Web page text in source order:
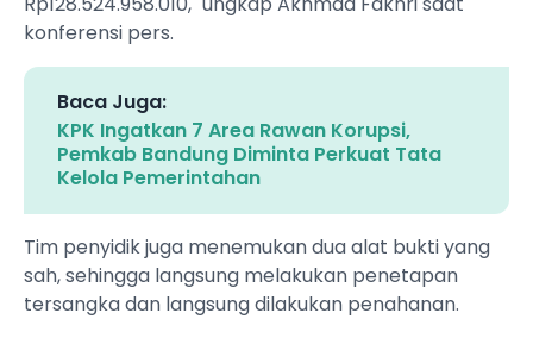
konferensi pers.
Baca Juga:
KPK Ingatkan 7 Area Rawan Korupsi,
Pemkab Bandung Diminta Perkuat Tata
Kelola Pemerintahan
Tim penyidik juga menemukan dua alat bukti yang
sah, sehingga langsung melakukan penetapan
tersangka dan langsung dilakukan penahanan.